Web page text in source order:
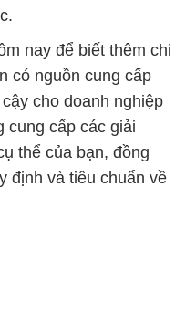
nay để biết thêm chi
có nguồn cung cấp
cho doanh nghiệp
cung cấp các giải
thể của bạn, đồng
định và tiêu chuẩn về